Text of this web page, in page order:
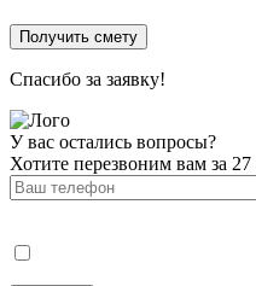
Спасибо за заявку!
У вас остались вопросы?
Хотите перезвоним вам за 27